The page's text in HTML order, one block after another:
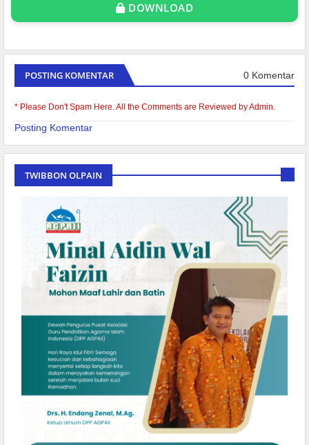
DOWNLOAD
POSTING KOMENTAR 0 Komentar
* Please Don't Spam Here. All the Comments are Reviewed by Admin.
Posting Komentar
TWIBBON OLPAIN